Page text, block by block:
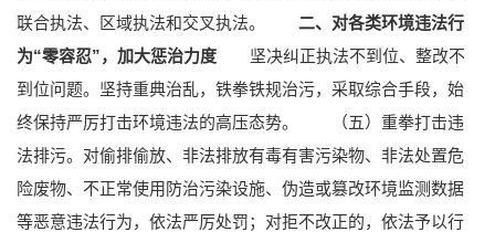
联合执法、区域执法和交叉执法。
二、对各类环境违法行
为“零容忍”，加大惩治力度 坚决纠正执法不到位、整改不
到位问题。坚持重典治乱，铁拳铁规治污，采取综合手段，始
终保持严厉打击环境违法的高压态势。
（五）重拳打击违
法排污。对偷排偷放、非法排放有毒有害污染物、非法处置危
险废物、不正常使用防治污染设施、伪造或篡改环境监测数据
等恶意违法行为，依法严厉处罚；对拒不改正的，依法予以行